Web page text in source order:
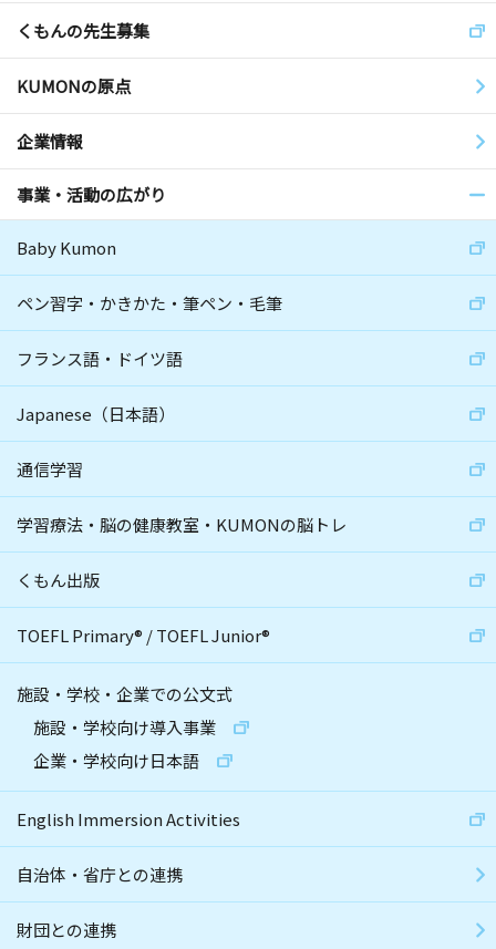
くもんの先生募集
KUMONの原点
企業情報
事業・活動の広がり
Baby Kumon
ペン習字・かきかた・筆ペン・毛筆
フランス語・ドイツ語
Japanese（日本語）
通信学習
学習療法・脳の健康教室・KUMONの脳トレ
くもん出版
TOEFL Primary® /TOEFL Junior®
施設・学校・企業での公文式
施設・学校向け導入事業
企業・学校向け日本語
English Immersion Activities
自治体・省庁との連携
財団との連携